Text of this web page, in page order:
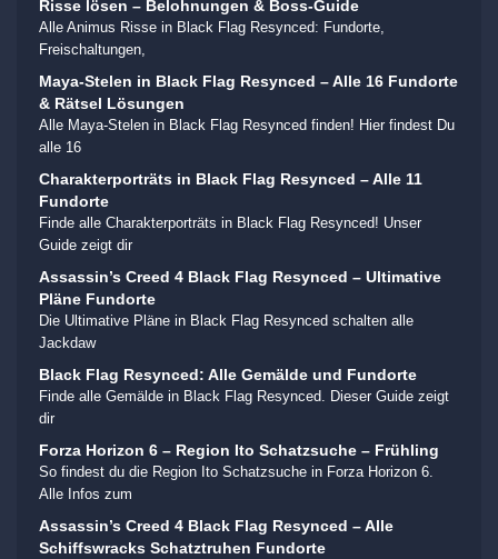
Risse lösen – Belohnungen & Boss-Guide
Alle Animus Risse in Black Flag Resynced: Fundorte,
Freischaltungen,
Maya-Stelen in Black Flag Resynced – Alle 16 Fundorte
& Rätsel Lösungen
Alle Maya-Stelen in Black Flag Resynced finden! Hier findest Du
alle 16
Charakterporträts in Black Flag Resynced – Alle 11
Fundorte
Finde alle Charakterporträts in Black Flag Resynced! Unser
Guide zeigt dir
Assassin’s Creed 4 Black Flag Resynced – Ultimative
Pläne Fundorte
Die Ultimative Pläne in Black Flag Resynced schalten alle
Jackdaw
Black Flag Resynced: Alle Gemälde und Fundorte
Finde alle Gemälde in Black Flag Resynced. Dieser Guide zeigt
dir
Forza Horizon 6 – Region Ito Schatzsuche – Frühling
So findest du die Region Ito Schatzsuche in Forza Horizon 6.
Alle Infos zum
Assassin’s Creed 4 Black Flag Resynced – Alle
Schiffswracks Schatztruhen Fundorte